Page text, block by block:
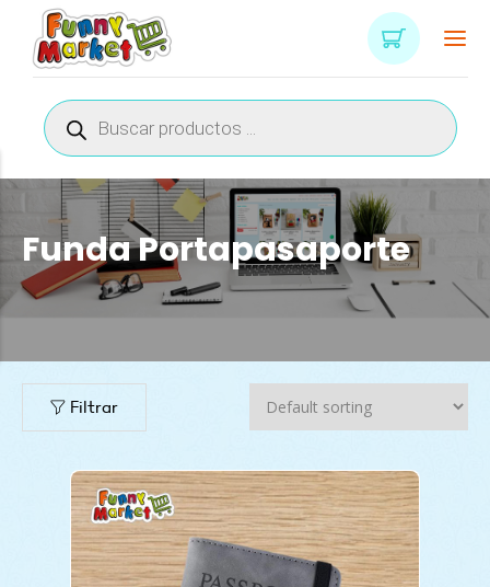
Búsqueda
de
productos
Funda Portapasaporte
Filtrar